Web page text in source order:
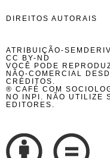
DIREITOS AUTORAIS
ATRIBUIÇÃO-
CC BY-ND
VOCÊ PODE
NÃO-COMERCIAL
CRÉDITOS.
® CAFÉ COM
NO INPI. NÃO UTILIZE
EDITORES.